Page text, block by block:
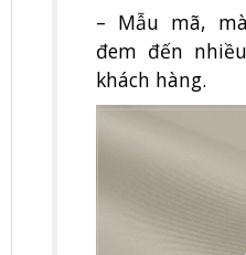
– Mẫu mã,
đem đến
khách hàng.